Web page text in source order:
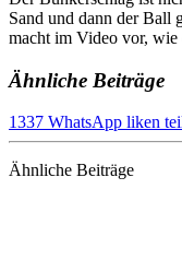
Sand und dann der Ball
macht im Video vor,
Ähnliche Beiträge
1337 WhatsApp liken
Ähnliche Beiträge